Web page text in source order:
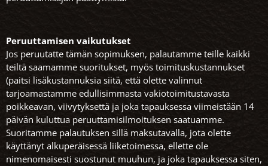
Peruuttamisen vaikutukset
Jos peruutatte tämän sopimuksen, palautamme teille kaikki
teiltä saamamme suoritukset, myös toimituskustannukset
(paitsi lisäkustannuksia siitä, että olette valinnut
tarjoamastamme edullisimmasta vakiotoimitustavasta
poikkeavan, viivytyksettä ja joka tapauksessa viimeistään 14
päivän kuluttua peruuttamisilmoituksen saatuamme.
Suoritamme palautuksen sillä maksutavalla, jota olette
käyttänyt alkuperäisessä liiketoimessa, ellette ole
nimenomaisesti suostunut muuhun, ja joka tapauksessa siten,